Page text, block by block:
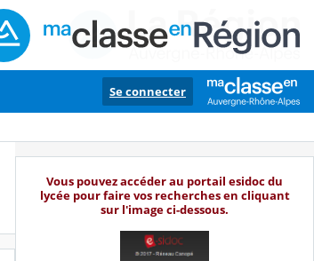
Se connecter
Vous pouvez accéder au portail esidoc du
lycée pour faire vos recherches en cliquant
sur l'image ci-dessous.